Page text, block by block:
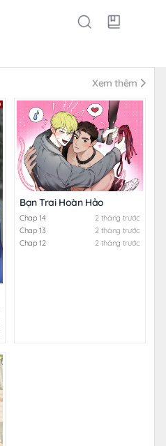
Xem thêm
Bạn Trai Hoàn Hảo
Chap 14
2 tháng trước
Chap 13
2 tháng trước
Chap 12
2 tháng trước